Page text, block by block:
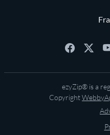
ezyZip® is a
Copyright